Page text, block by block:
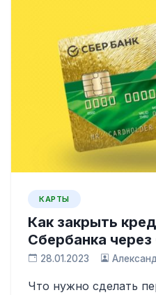
КАРТЫ
Как закрыть
Сбербанка
28.01.2023
Что нужно сделать